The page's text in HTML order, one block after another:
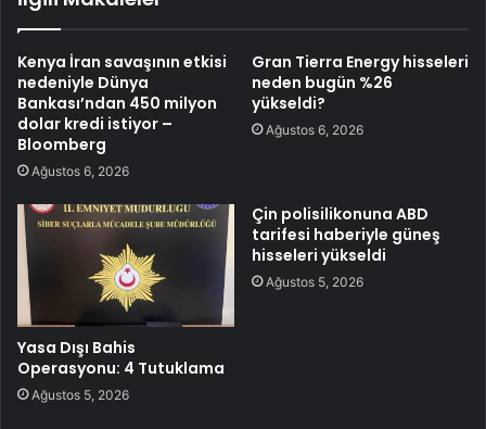
Kenya İran savaşının etkisi
nedeniyle Dünya
Bankası’ndan 450 milyon
dolar kredi istiyor –
Bloomberg
Ağustos 6, 2026
Gran Tierra Energy hisseleri
neden bugün %26
yükseldi?
Ağustos 6, 2026
Yasa Dışı Bahis
Operasyonu: 4 Tutuklama
Ağustos 5, 2026
Çin polisilikonuna ABD
tarifesi haberiyle güneş
hisseleri yükseldi
Ağustos 5, 2026